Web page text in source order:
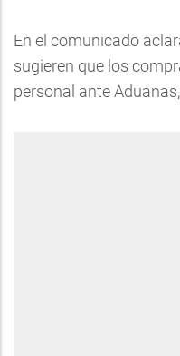
En el comunicado
sugieren que los
personal ante